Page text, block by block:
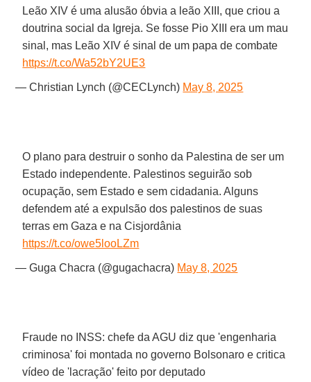
Leão XIV é uma alusão óbvia a leão XIII, que criou a
doutrina social da Igreja. Se fosse Pio XIII era um mau
sinal, mas Leão XIV é sinal de um papa de combate
https://t.co/Wa52bY2UE3
— Christian Lynch (@CECLynch) May 8, 2025
O plano para destruir o sonho da Palestina de ser um
Estado independente. Palestinos seguirão sob
ocupação, sem Estado e sem cidadania. Alguns
defendem até a expulsão dos palestinos de suas
terras em Gaza e na Cisjordânia
https://t.co/owe5looLZm
— Guga Chacra (@gugachacra) May 8, 2025
Fraude no INSS: chefe da AGU diz que 'engenharia
criminosa' foi montada no governo Bolsonaro e critica
vídeo de 'lacração' feito por deputado